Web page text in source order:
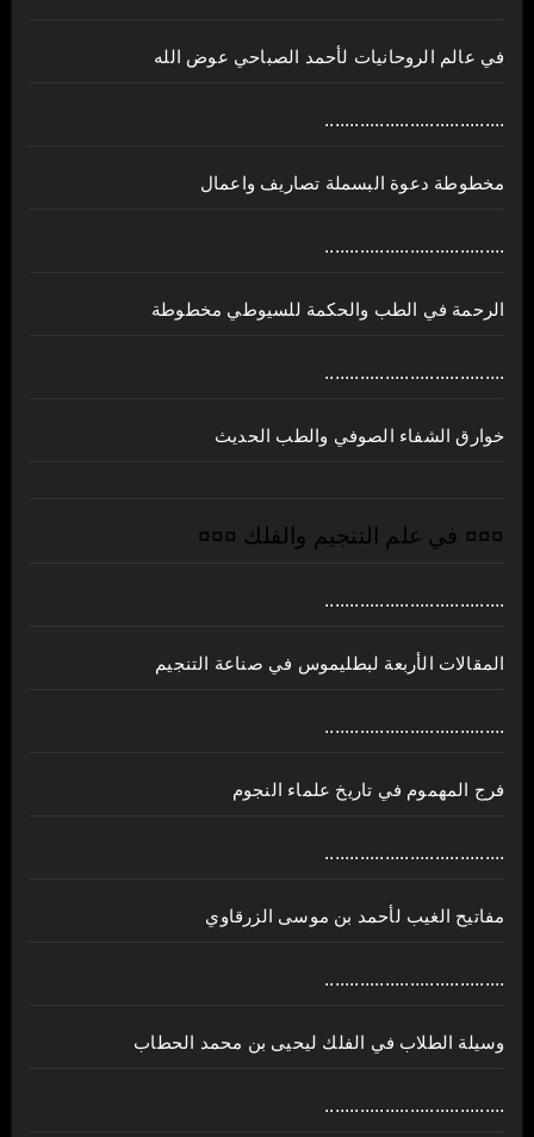
في عالم الروحانيات لأحمد الصباحي عوض الله
....................................
مخطوطة دعوة البسملة تصاريف واعمال
....................................
الرحمة في الطب والحكمة للسيوطي مخطوطة
....................................
خوارق الشفاء الصوفي والطب الحديث
¤¤¤ في علم التنجيم والفلك ¤¤¤
....................................
المقالات الأربعة لبطليموس في صناعة التنجيم
....................................
فرج المهموم في تاريخ علماء النجوم
....................................
مفاتيح الغيب لأحمد بن موسى الزرقاوي
....................................
وسيلة الطلاب في الفلك ليحيى بن محمد الحطاب
....................................